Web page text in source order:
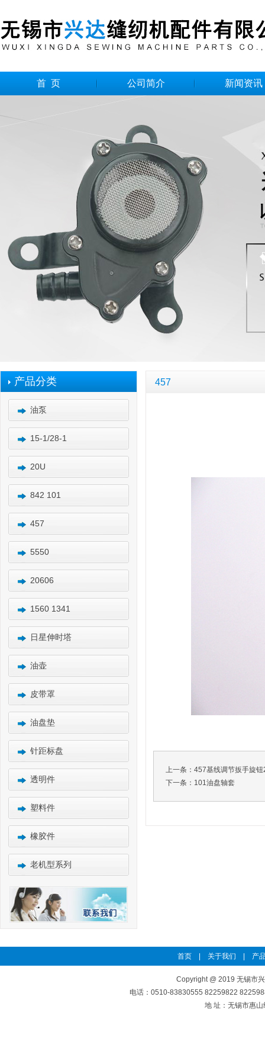
首 页 公司简介 新闻资讯
产品分类
油泵
15-1/28-1
20U
842 101
457
5550
20606
1560 1341
日星伸时塔
油壶
皮带罩
油盘垫
针距标盘
透明件
塑料件
橡胶件
老机型系列
457
上一条： 457基线调节扳手旋
下一条： 101油盘轴套
首页 关于我们 产
Copyright @ 2019 无锡市
电话：0510-83830555 82259822
地 址：无锡市惠